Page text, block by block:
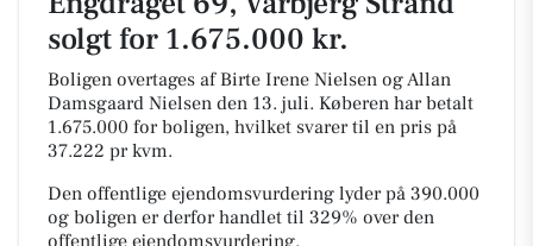
solgt for 1.675.000 kr.
Boligen overtages af Birte Irene Nielsen og Allan
Damsgaard Nielsen den 13. juli. Køberen har betalt
1.675.000 for boligen, hvilket svarer til en pris på
37.222 pr kvm.
Den offentlige ejendomsvurdering lyder på 390.000
og boligen er derfor handlet til 329% over den
offentlige ejendomsvurdering.